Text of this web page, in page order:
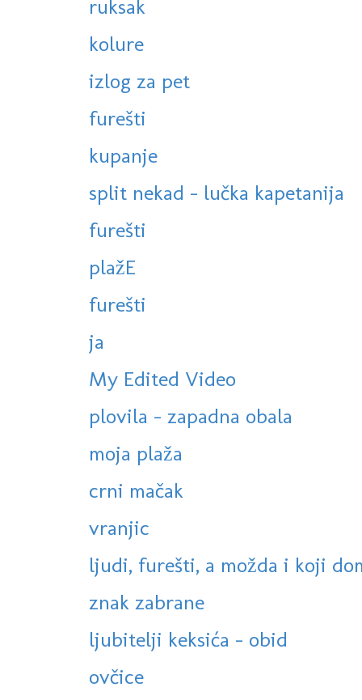
ruksak
kolure
izlog za pet
furešti
kupanje
split nekad - lučka kapetanija
furešti
plažE
furešti
ja
My Edited Video
plovila - zapadna obala
moja plaža
crni mačak
vranjic
ljudi, furešti, a možda i koji
znak zabrane
ljubitelji keksića - obid
ovčice